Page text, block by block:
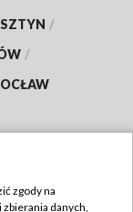
/
/
zgody na
danych,